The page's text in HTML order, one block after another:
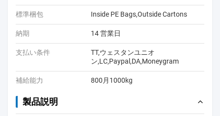
標準梱包 Inside PE Bags,Outside Cartons
納期 14 営業日
支払い条件
TT,ウェスタンユニオ
ン,LC,Paypal,DA,Moneygram
補給能力 800月1000kg
製品説明